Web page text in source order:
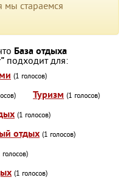
мы стараемся
База отдыха
подходит для:
(1 голосов)
Туризм (1 голосов)
(1 голосов)
отдых (1 голосов)
голосов)
(1 голосов)